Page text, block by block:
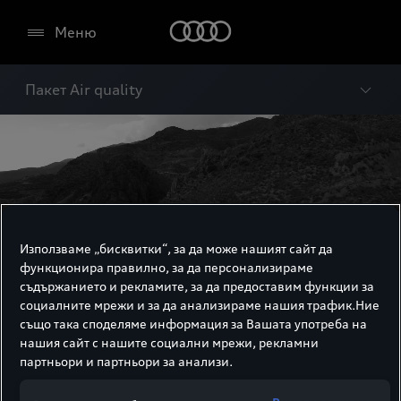
Меню
Пакет Air quality
Използваме „бисквитки“, за да може нашият сайт да
функционира правилно, за да персонализираме
съдържанието и рекламите, за да предоставим функции за
социалните мрежи и за да анализираме нашия трафик.Ние
също така споделяме информация за Вашата употреба на
нашия сайт с нашите социални мрежи, рекламни
партньори и партньори за анализи.